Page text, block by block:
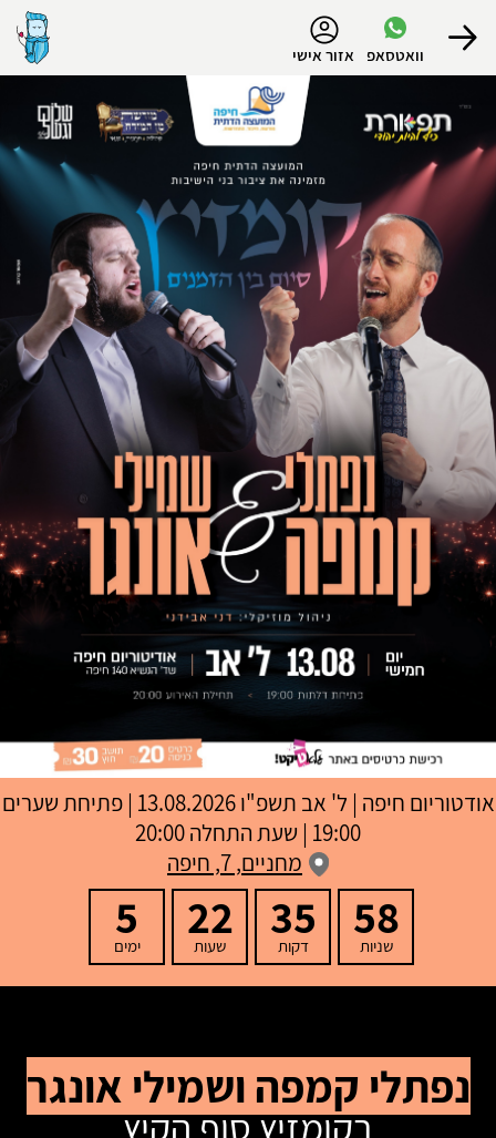
וואטסאפ אזור אישי
הפרופיל שלי
התנתק
אודטוריום חיפה | ל' אב תשפ"ו
13.08.2026 | פתיחת שערים
19:00 | שעת התחלה 20:00
מחניים, 7, חיפה
58
שניות
35
דקות
22
שעות
5
ימים
נפתלי קמפה ושמילי אונגר
בקומזיץ סוף הקיץ